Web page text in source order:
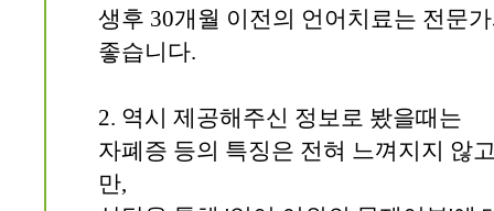
생후 30개월 이전의 언어치료는 전문
좋습니다.
2. 역시 제공해주신 정보로 봤을때는
자폐증 등의 특징은 전혀 느껴지지 않
만,